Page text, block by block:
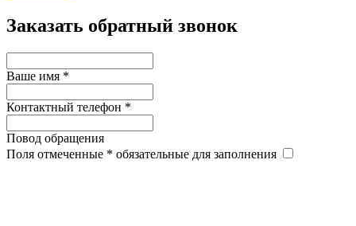
Заказать обратный звонок
Ваше имя *
Контактный телефон *
Повод обращения
Поля отмеченные * обязательные для заполнения